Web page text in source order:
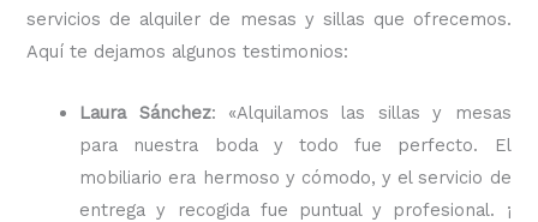
servicios de alquiler de mesas y sillas que ofrecemos.
Aquí te dejamos algunos testimonios:
Laura Sánchez: «Alquilamos las sillas y mesas
para nuestra boda y todo fue perfecto. El
mobiliario era hermoso y cómodo, y el servicio de
entrega y recogida fue puntual y profesional. ¡